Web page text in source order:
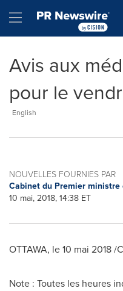
Hamburger menu
Avis aux
pour le
English
NOUVELLES FOURNIES PAR
Cabinet du Premier ministre
10 mai, 2018, 14:38 ET
OTTAWA, le 10 mai 2018 /
Note : Toutes les heures